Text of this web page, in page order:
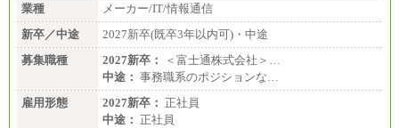
業種
メーカー/IT/情報通信
新卒／中途
2027新卒(既卒3年以内可)・中途
募集職種
2027新卒：
＜富士通株式会社＞…
中途： 事務職系のポジションな…
雇用形態
2027新卒： 正社員
中途： 正社員